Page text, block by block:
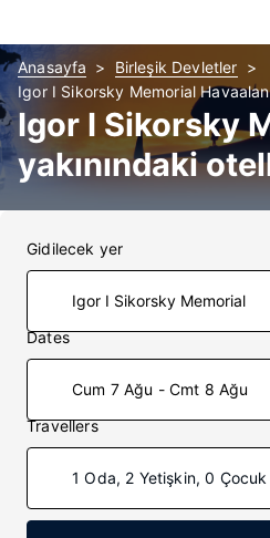
Anasayfa
Birleşik Devletler
Igor I Sikorsky Memorial
Igor I Sikorsky
yakınındaki
Gidilecek yer
Dates
Cum 7 Ağu - Cmt 8 Ağu
Travellers
1 Oda, 2 Yetişkin, 0 Çocuk